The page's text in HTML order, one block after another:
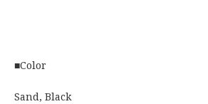
■Color
Sand, Black